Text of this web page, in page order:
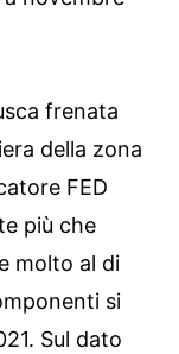
frenata
della zona
FED
più che
molto al di
si
Sul dato